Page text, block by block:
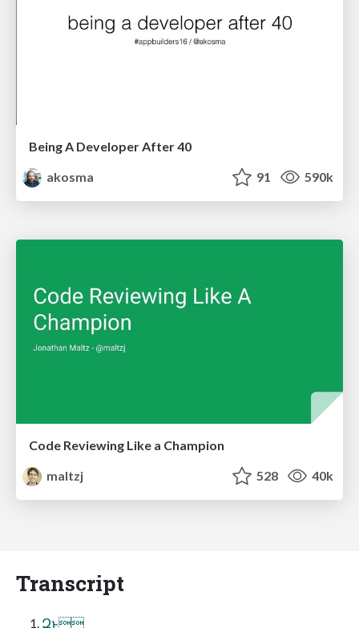
Being A Developer After 40
akosma
91 590k
Code Reviewing Like a Champion
maltzj
528 40k
Transcript
Զͱ